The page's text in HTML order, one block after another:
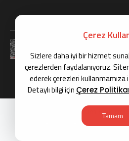
Copyright © 2026 Tüm Hakları
Çerez
Sizlere daha iyi bir hizmet
çerezlerden faydalanıyoruz.
ederek çerezleri
Detaylı bilgi için Çerez
Tamam